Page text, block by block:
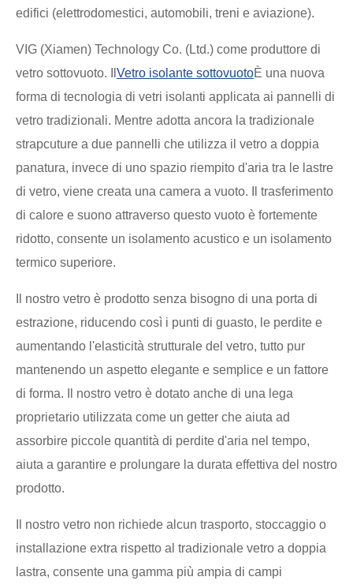
edifici (elettrodomestici, automobili, treni e aviazione).
VIG (Xiamen) Technology Co. (Ltd.) come produttore di
vetro sottovuoto. Il Vetro isolante sottovuotoÈ una nuova
forma di tecnologia di vetri isolanti applicata ai pannelli di
vetro tradizionali. Mentre adotta ancora la tradizionale
strapcuture a due pannelli che utilizza il vetro a doppia
panatura, invece di uno spazio riempito d'aria tra le lastre
di vetro, viene creata una camera a vuoto. Il trasferimento
di calore e suono attraverso questo vuoto è fortemente
ridotto, consente un isolamento acustico e un isolamento
termico superiore.
Il nostro vetro è prodotto senza bisogno di una porta di
estrazione, riducendo così i punti di guasto, le perdite e
aumentando l'elasticità strutturale del vetro, tutto pur
mantenendo un aspetto elegante e semplice e un fattore
di forma. Il nostro vetro è dotato anche di una lega
proprietario utilizzata come un getter che aiuta ad
assorbire piccole quantità di perdite d'aria nel tempo,
aiuta a garantire e prolungare la durata effettiva del nostro
prodotto.
Il nostro vetro non richiede alcun trasporto, stoccaggio o
installazione extra rispetto al tradizionale vetro a doppia
lastra, consente una gamma più ampia di campi